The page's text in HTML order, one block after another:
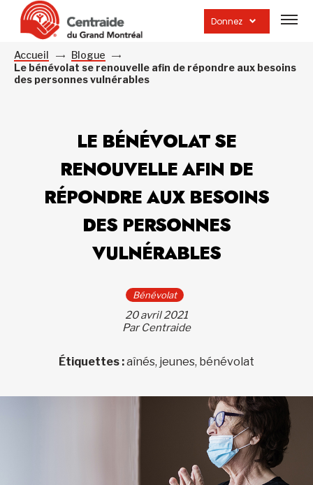
Donnez
la
Accueil
Blogue
Le bénévolat se renouvelle afin de répondre aux besoins
des personnes vulnérables
LE BÉNÉVOLAT SE
RENOUVELLE AFIN DE
RÉPONDRE AUX BESOINS
DES PERSONNES
VULNÉRABLES
Bénévolat
20 avril 2021
Par Centraide
Étiquettes :aînés, jeunes, bénévolat